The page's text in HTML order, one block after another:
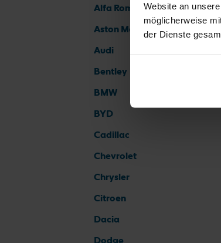
Website an
möglicherweise
der Dienste
Alfa Romeo
Aston Martin
Audi
Bentley
BMW
BYD
Cadillac
Chevrolet
Chrysler
Citroen
Dacia
Dodge